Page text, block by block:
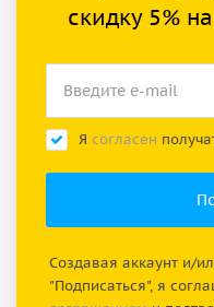
скидку 5%
Я согласен
Создавая аккаунт и/
"Подписаться", я